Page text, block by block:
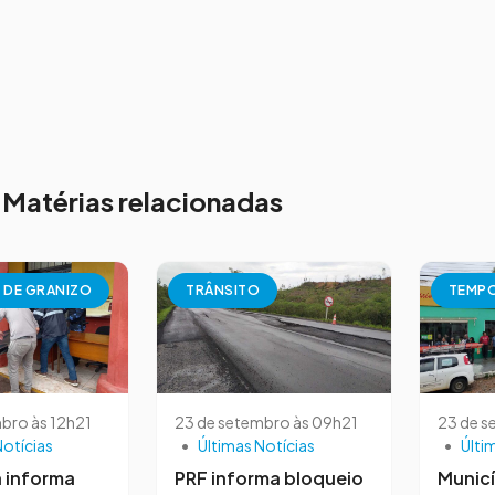
Matérias relacionadas
GRANIZO
às 12h21
informa
TRÂNSITO
23 de setembro às 09h21
• Últimas Notícias
PRF informa bloqueio
23 de
•